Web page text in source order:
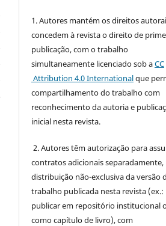
1. Autores mantém os direitos
concedem à revista o direito de
publicação, com o trabalho
simultaneamente licenciado sob aCC
Attribution 4.0 Internationalque
compartilhamento do trabalho com
reconhecimento da autoria e
inicial nesta revista.
2. Autores têm autorização para
contratos adicionais separadamente,
distribuição não-exclusiva da versão
trabalho publicada nesta revista (ex.:
publicar em repositório institucional
como capítulo de livro), com